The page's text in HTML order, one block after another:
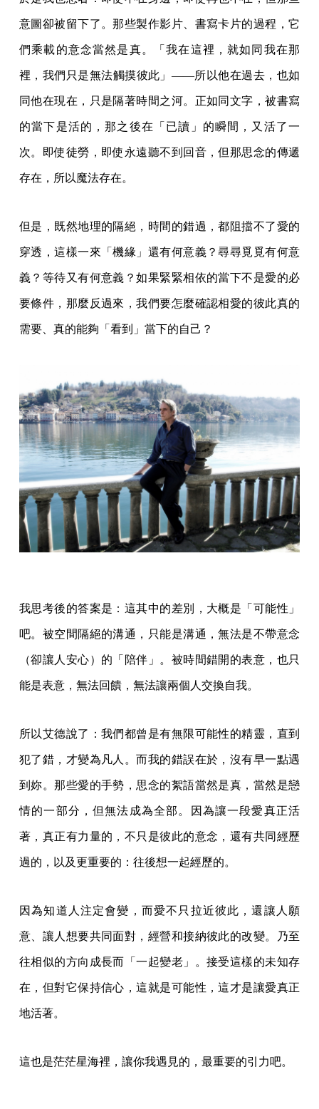
意圖卻被留下了。那些製作影片、書寫卡片的過程，它
們乘載的意念當然是真。「我在這裡，就如同我在那
裡，我們只是無法觸摸彼此」——所以他在過去，也如
同他在現在，只是隔著時間之河。正如同文字，被書寫
的當下是活的，那之後在「已讀」的瞬間，又活了一
次。即使徒勞，即使永遠聽不到回音，但那思念的傳遞
存在，所以魔法存在。
但是，既然地理的隔絕，時間的錯過，都阻擋不了愛的
穿透，這樣一來「機緣」還有何意義？尋尋覓覓有何意
義？等待又有何意義？如果緊緊相依的當下不是愛的必
要條件，那麼反過來，我們要怎麼確認相愛的彼此真的
需要、真的能夠「看到」當下的自己？
我思考後的答案是：這其中的差別，大概是「可能性」
吧。被空間隔絕的溝通，只能是溝通，無法是不帶意念
（卻讓人安心）的「陪伴」。被時間錯開的表意，也只
能是表意，無法回饋，無法讓兩個人交換自我。
所以艾德說了：我們都曾是有無限可能性的精靈，直到
犯了錯，才變為凡人。而我的錯誤在於，沒有早一點遇
到妳。那些愛的手勢，思念的絮語當然是真，當然是戀
情的一部分，但無法成為全部。因為讓一段愛真正活
著，真正有力量的，不只是彼此的意念，還有共同經歷
過的，以及更重要的：往後想一起經歷的。
因為知道人注定會變，而愛不只拉近彼此，還讓人願
意、讓人想要共同面對，經營和接納彼此的改變。乃至
往相似的方向成長而「一起變老」。接受這樣的未知存
在，但對它保持信心，這就是可能性，這才是讓愛真正
地活著。
這也是茫茫星海裡，讓你我遇見的，最重要的引力吧。